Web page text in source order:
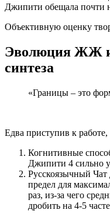
Джипити обещала почти
Объективную оценку
Эволюция ЖЖ
синтеза
«Границы – это
Едва приступив к
Когнитивные
Джипити 4 сильно
Русскоязычный
предел для
раз, из-за чего
дробить на 4-5